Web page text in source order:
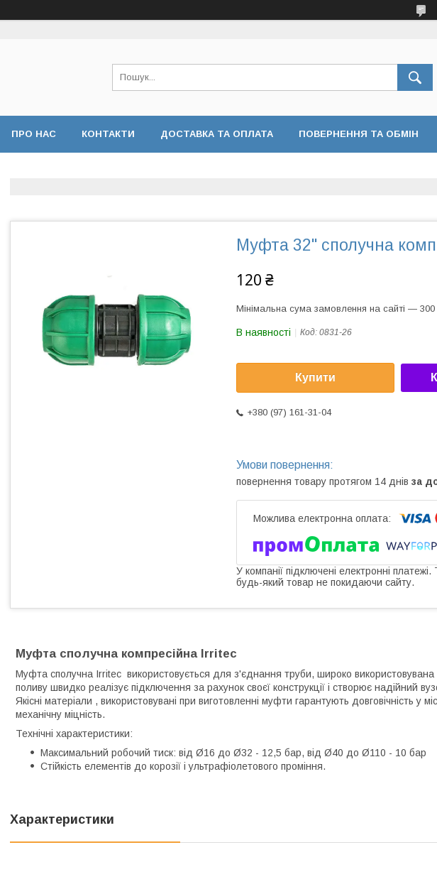
ПРО НАС КОНТАКТИ ДОСТАВКА ТА ОПЛАТА ПОВЕРНЕННЯ ТА ОБМІН
Муфта 32" сполучна
120 ₴
Мінімальна сума замовлення на сайті — 300
В наявності Код: 0831-26
Купити
+380 (97) 161-31-04
повернення товару протягом 14 днів за
У компанії підключені електронні
будь-який товар не покидаючи сайту.
Муфта сполучна компресійна Irritec
Муфта сполучна Irritec використовується для з'єднання труби, широко використовувана
поливу швидко реалізує підключення за рахунок своєї конструкції і створює надійний
Якісні матеріали , використовувані при виготовленні муфти гарантують довговічність у
механічну міцність.
Технічні характеристики:
Максимальний робочий тиск: від Ø16 до Ø32 - 12,5 бар, від Ø40 до Ø110 - 10 бар
Стійкість елементів до корозії і ультрафіолетового проміння.
Характеристики